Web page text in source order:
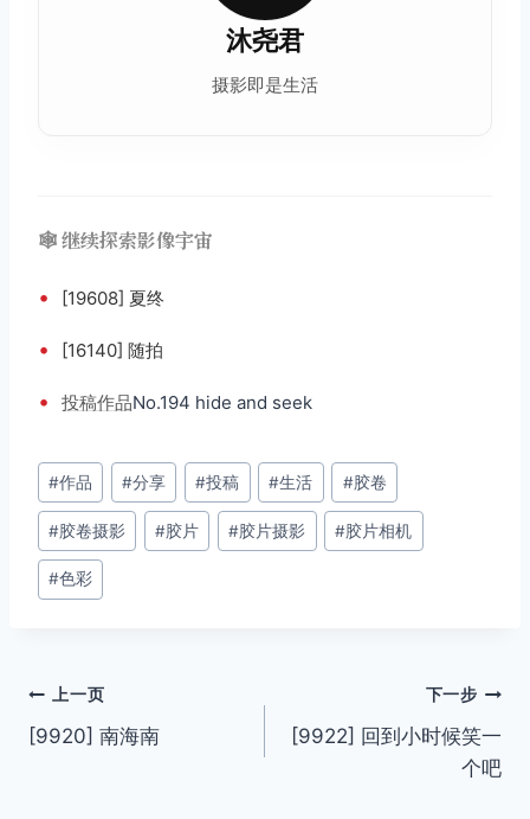
沐尧君
摄影即是生活
🕸️ 继续探索影像宇宙
• [19608] 夏终
• [16140] 随拍
• 投稿作品No.194 hide and seek
文
章
标
签：
#作品 #分享 #投稿 #生活 #胶卷
#胶卷摄影 #胶片 #胶片摄影 #胶片相机
#色彩
文
章
上一页
[9920] 南海南
下一步
[9922] 回到小时候笑一
个吧